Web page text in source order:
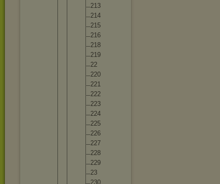
213
214
215
216
218
219
22
220
221
222
223
224
225
226
227
228
229
23
230